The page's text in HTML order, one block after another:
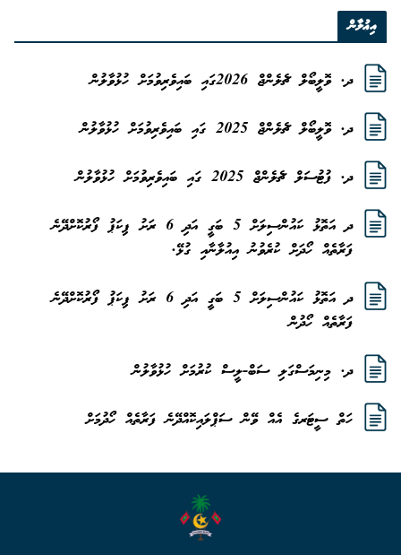
އިޢުލާން
ދ. ވޮލީބޯލް ޗެލެންޖް 2026ގައި ބައިވެރިވުމަށް ހުޅުވާލުން
ދ. ވޮލީބޯލް ޗެލެންޖް 2025 ގައި ބައިވެރިވުމަށް ހުޅުވާލުން
ދ. ފުޓުސަލް ޗެލެންޖް 2025 ގައި ބައިވެރިވުމަށް ހުޅުވާލުން
ދ އަތޮޅު ކައުންސިލަށް 5 ބަގީ އަދި 6 ރަށު ޕިކަޕު ފޯރުކޮށްދޭނެ
ފަރާތެއް ހޯދަށް ކުރެވުނު އިއުލާނާއި ގުޅޭ.
ދ އަތޮޅު ކައުންސިލަށް 5 ބަގީ އަދި 6 ރަށު ޕިކަޕު ފޯރުކޮށްދޭނެ
ފަރާތެއް ހޯދުން
ދ. މިނިމަސްގަލި ސަބް-ލީސް ކުރުމަށް ހުޅުވާލުން
ހަތް ސީޓަރގެ އެއް ވޭން ސަޕްލައިކޮއްދޭނެ ފަރާތެއް ހޯދުމަށް